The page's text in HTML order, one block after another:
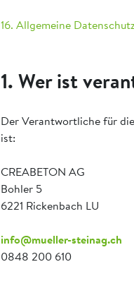
16. Allgemeine
1. Wer ist
Der Verantwortliche für
ist:
CREABETON AG
Bohler 5
6221 Rickenbach LU
info@mueller-steinag.ch
0848 200 610